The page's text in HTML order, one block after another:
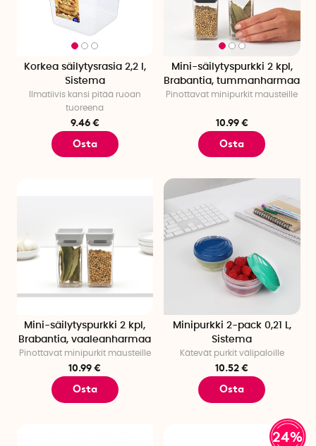
Korkea säilytysrasia 2,2 l,
Sistema
Ilmatiivis kansi pitää ruoan
tuoreena
9.46 €
Osta
Mini-säilytyspurkki 2 kpl,
Brabantia, tummanharmaa
Pinottavat minipurkit mausteille
10.99 €
Osta
Mini-säilytyspurkki 2 kpl,
Brabantia, vaaleanharmaa
Pinottavat minipurkit mausteille
10.99 €
Osta
Minipurkki 2-pack 0,21 L,
Sistema
Kätevät purkit välipaloille
10.52 €
Osta
24%